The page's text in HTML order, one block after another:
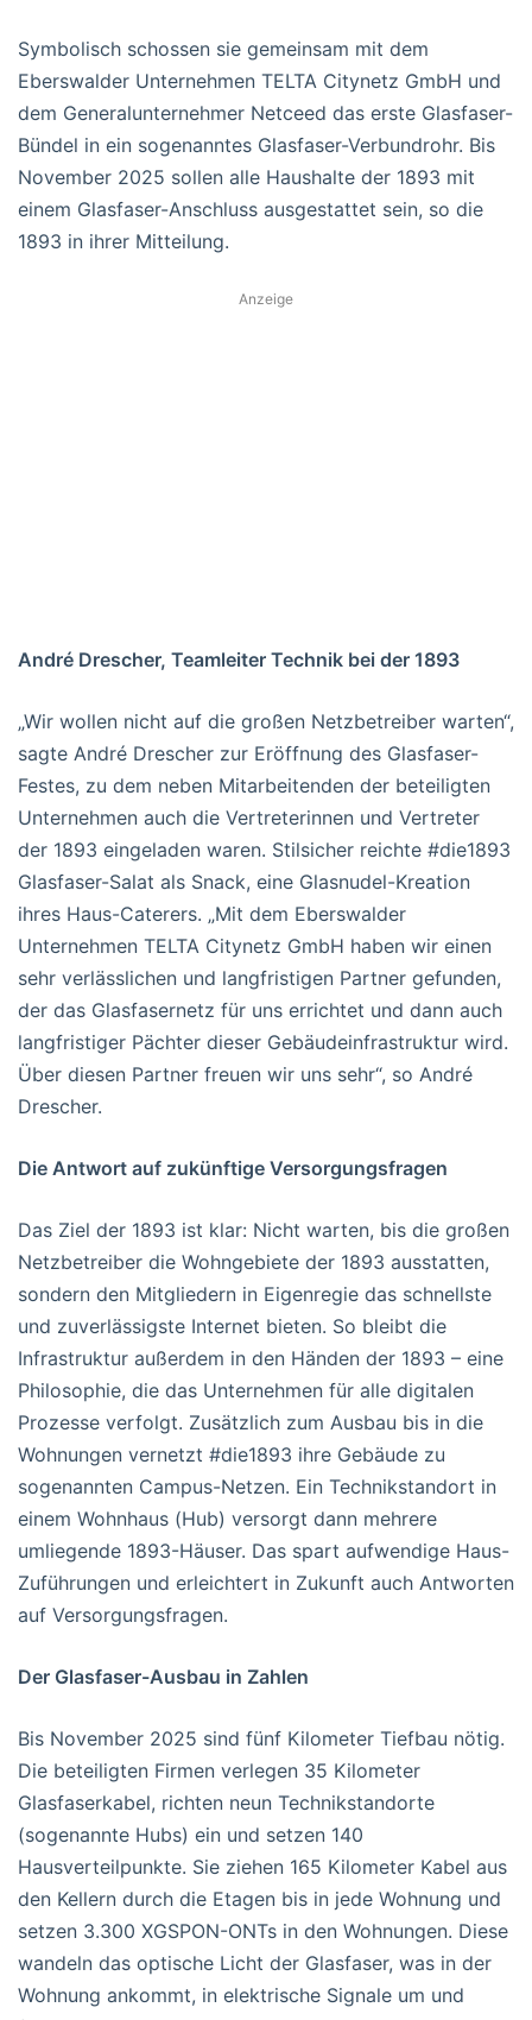
Symbolisch schossen sie gemeinsam mit dem
Eberswalder Unternehmen TELTA Citynetz GmbH und
dem Generalunternehmer Netceed das erste Glasfaser-
Bündel in ein sogenanntes Glasfaser-Verbundrohr. Bis
November 2025 sollen alle Haushalte der 1893 mit
einem Glasfaser-Anschluss ausgestattet sein, so die
1893 in ihrer Mitteilung.
Anzeige
André Drescher, Teamleiter Technik bei der 1893
„Wir wollen nicht auf die großen Netzbetreiber warten“,
sagte André Drescher zur Eröffnung des Glasfaser-
Festes, zu dem neben Mitarbeitenden der beteiligten
Unternehmen auch die Vertreterinnen und Vertreter
der 1893 eingeladen waren. Stilsicher reichte #die1893
Glasfaser-Salat als Snack, eine Glasnudel-Kreation
ihres Haus-Caterers. „Mit dem Eberswalder
Unternehmen TELTA Citynetz GmbH haben wir einen
sehr verlässlichen und langfristigen Partner gefunden,
der das Glasfasernetz für uns errichtet und dann auch
langfristiger Pächter dieser Gebäudeinfrastruktur wird.
Über diesen Partner freuen wir uns sehr“, so André
Drescher.
Die Antwort auf zukünftige Versorgungsfragen
Das Ziel der 1893 ist klar: Nicht warten, bis die großen
Netzbetreiber die Wohngebiete der 1893 ausstatten,
sondern den Mitgliedern in Eigenregie das schnellste
und zuverlässigste Internet bieten. So bleibt die
Infrastruktur außerdem in den Händen der 1893 – eine
Philosophie, die das Unternehmen für alle digitalen
Prozesse verfolgt. Zusätzlich zum Ausbau bis in die
Wohnungen vernetzt #die1893 ihre Gebäude zu
sogenannten Campus-Netzen. Ein Technikstandort in
einem Wohnhaus (Hub) versorgt dann mehrere
umliegende 1893-Häuser. Das spart aufwendige Haus-
Zuführungen und erleichtert in Zukunft auch Antworten
auf Versorgungsfragen.
Der Glasfaser-Ausbau in Zahlen
Bis November 2025 sind fünf Kilometer Tiefbau nötig.
Die beteiligten Firmen verlegen 35 Kilometer
Glasfaserkabel, richten neun Technikstandorte
(sogenannte Hubs) ein und setzen 140
Hausverteilpunkte. Sie ziehen 165 Kilometer Kabel aus
den Kellern durch die Etagen bis in jede Wohnung und
setzen 3.300 XGSPON-ONTs in den Wohnungen. Diese
wandeln das optische Licht der Glasfaser, was in der
Wohnung ankommt, in elektrische Signale um und